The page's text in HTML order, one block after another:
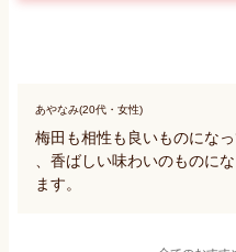
あやなみ(20代・女性)
梅田も相性も良いものにな
、香ばしい味わいのものに
ます。